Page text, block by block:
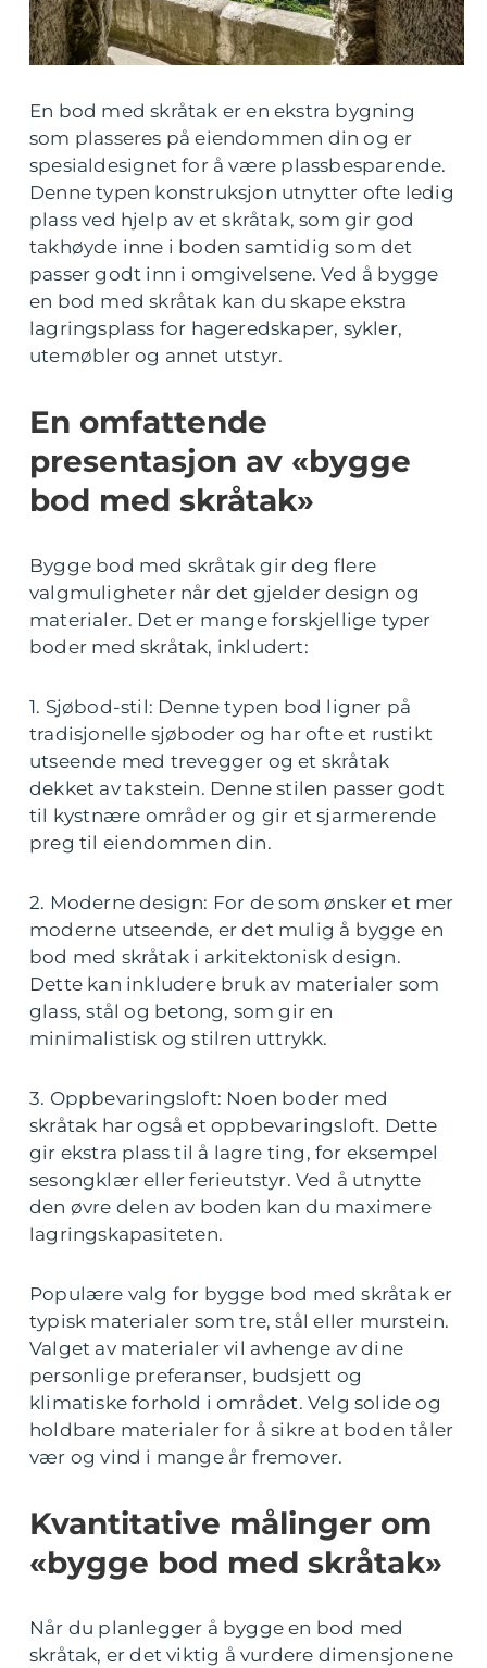
En bod med skråtak er en ekstra bygning
som plasseres på eiendommen din og er
spesialdesignet for å være plassbesparende.
Denne typen konstruksjon utnytter ofte ledig
plass ved hjelp av et skråtak, som gir god
takhøyde inne i boden samtidig som det
passer godt inn i omgivelsene. Ved å bygge
en bod med skråtak kan du skape ekstra
lagringsplass for hageredskaper, sykler,
utemøbler og annet utstyr.
En omfattende
presentasjon av «bygge
bod med skråtak»
Bygge bod med skråtak gir deg flere
valgmuligheter når det gjelder design og
materialer. Det er mange forskjellige typer
boder med skråtak, inkludert:
1. Sjøbod-stil: Denne typen bod ligner på
tradisjonelle sjøboder og har ofte et rustikt
utseende med trevegger og et skråtak
dekket av takstein. Denne stilen passer godt
til kystnære områder og gir et sjarmerende
preg til eiendommen din.
2. Moderne design: For de som ønsker et mer
moderne utseende, er det mulig å bygge en
bod med skråtak i arkitektonisk design.
Dette kan inkludere bruk av materialer som
glass, stål og betong, som gir en
minimalistisk og stilren uttrykk.
3. Oppbevaringsloft: Noen boder med
skråtak har også et oppbevaringsloft. Dette
gir ekstra plass til å lagre ting, for eksempel
sesongklær eller ferieutstyr. Ved å utnytte
den øvre delen av boden kan du maximere
lagringskapasiteten.
Populære valg for bygge bod med skråtak er
typisk materialer som tre, stål eller murstein.
Valget av materialer vil avhenge av dine
personlige preferanser, budsjett og
klimatiske forhold i området. Velg solide og
holdbare materialer for å sikre at boden tåler
vær og vind i mange år fremover.
Kvantitative målinger om
«bygge bod med skråtak»
Når du planlegger å bygge en bod med
skråtak, er det viktig å vurdere dimensjonene